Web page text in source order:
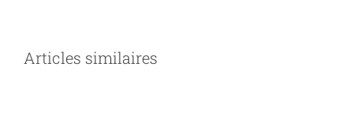
Articles similaires